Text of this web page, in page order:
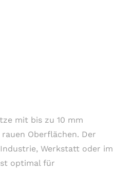
mit bis zu 10 mm
Oberflächen. Der
Werkstatt oder im
optimal für